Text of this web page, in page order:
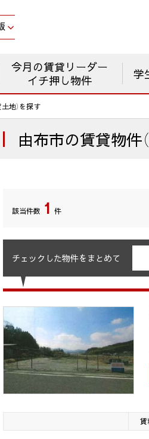
今月の賃貸リーダー
イチ押し物件
学
地）を探す
由布市の賃貸物件
該当件数 1 件
チェックした物件をまとめて
賃